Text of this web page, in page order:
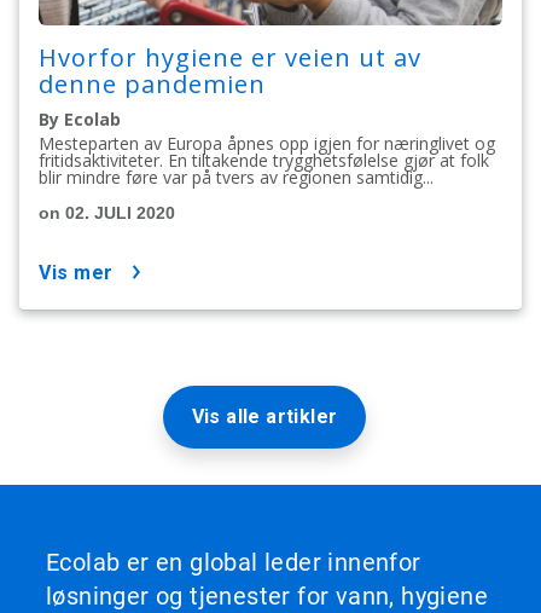
Hvorfor hygiene er veien ut av
denne pandemien
By Ecolab
Mesteparten av Europa åpnes opp igjen for næringlivet og
fritidsaktiviteter. En tiltakende trygghetsfølelse gjør at folk
blir mindre føre var på tvers av regionen samtidig...
on 02. JULI 2020
vis mer
Vis alle artikler
Ecolab er en global leder innenfor
løsninger og tjenester for vann, hygiene